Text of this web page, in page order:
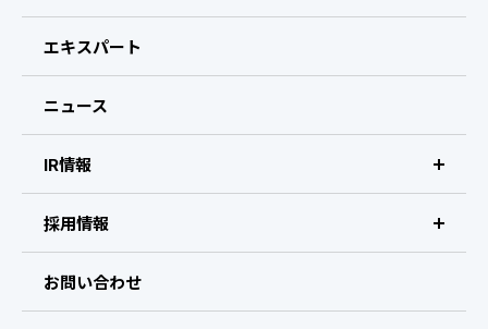
CEOメッセージ
会社概要・拠点
エキスパート
ニュース
IR情報
IR情報 トップ
IRライブラリ
採用情報
採用サイト（日本）
お問い合わせ